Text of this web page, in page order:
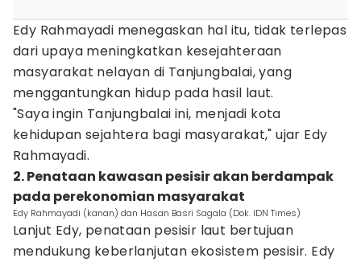
Edy Rahmayadi menegaskan hal itu, tidak terlepas
dari upaya meningkatkan kesejahteraan
masyarakat nelayan di Tanjungbalai, yang
menggantungkan hidup pada hasil laut.
"Saya ingin Tanjungbalai ini, menjadi kota
kehidupan sejahtera bagi masyarakat," ujar Edy
Rahmayadi.
2. Penataan kawasan pesisir akan berdampak
pada perekonomian masyarakat
Edy Rahmayadi (kanan) dan Hasan Basri Sagala (Dok. IDN Times)
Lanjut Edy, penataan pesisir laut bertujuan
mendukung keberlanjutan ekosistem pesisir. Edy